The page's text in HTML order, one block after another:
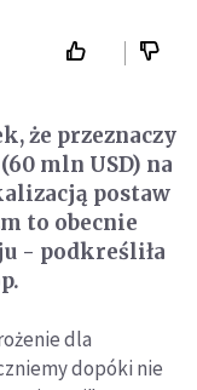
że przeznaczy
mln USD) na
postaw
to obecnie
- podkreśliła
dla
dopóki nie